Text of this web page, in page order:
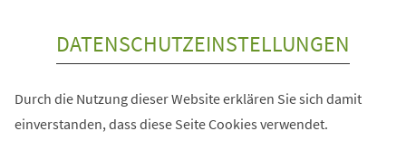
DATENSCHUTZEINSTELLUNGEN
Durch die Nutzung dieser Website erklären Sie sich damit
einverstanden, dass diese Seite Cookies verwendet.